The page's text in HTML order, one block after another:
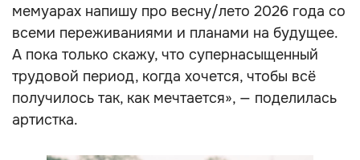
мемуарах напишу про весну/лето 2026 года со
всеми переживаниями и планами на будущее.
А пока только скажу, что супернасыщенный
трудовой период, когда хочется, чтобы всё
получилось так, как мечтается», — поделилась
артистка.